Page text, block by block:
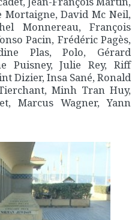
David Mc Neil,
Monnereau, François
Pacin, Frédéric Pagès,
Plas, Polo, Gérard
Puisney, Julie Rey, Riff
Dizier, Insa Sané, Ronald
Minh Tran Huy,
Marcus Wagner, Yann